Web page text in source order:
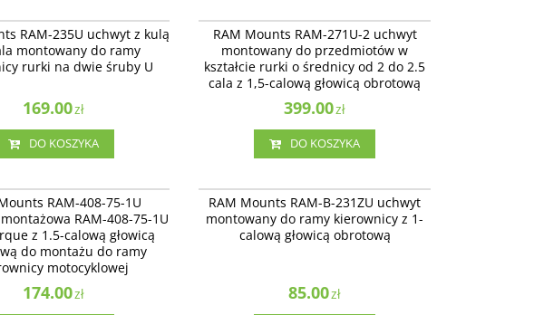
RAM-235U uchwyt z kulą 1,5 cala
ramy kierownicy rurki na dwie
RAM-235U uchwyt z kulą
montowany do ramy
rurki na dwie śruby U
169.00zł
DO KOSZYKA
RAM-271U-2 - uchwyt montowany do
przedmiotów w kształcie rurki o średnicy od 2
do 2.5 cala z 1,5-calową głowicą obrotową.
RAM Mounts RAM-271U-2 uchwyt
montowany do przedmiotów w
kształcie rurki o średnicy od 2 do 2.5
cala z 1,5-calową głowicą obrotową
399.00zł
DO KOSZYKA
RAM-408-75-1U RAM®
calową głowicą obrotową do
ramy kierownicy motocyklowej.
RAM-408-75-1U
RAM-408-75-1U
z 1.5-calową głowicą
do montażu do ramy
motocyklowej
174.00zł
RAM-B-231ZU - uchwyt montowany do ramy
kierownicy z 1-calową głowicą obrotową.
RAM Mounts RAM-B-231ZU uchwyt
montowany do ramy kierownicy z 1-
calową głowicą obrotową
85.00zł